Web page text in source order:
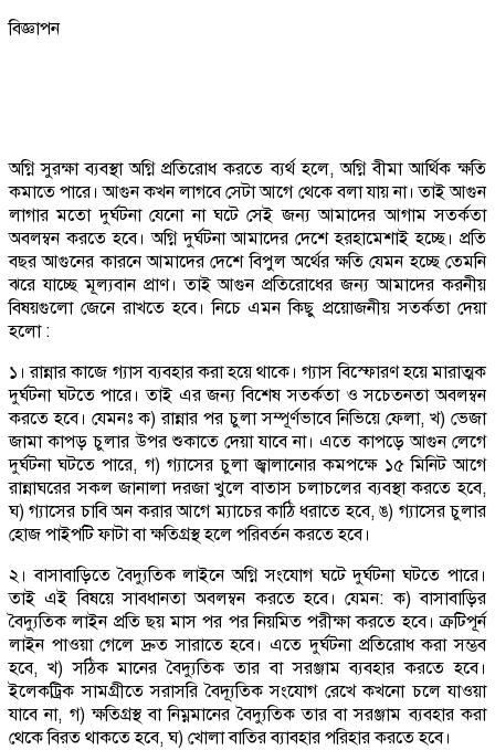
বিজ্ঞাপন
অগ্নি সুরক্ষা ব্যবস্থা অগ্নি প্রতিরোধ করতে ব্যর্থ হলে, অগ্নি বীমা আর্থিক ক্ষতি
কমাতে পারে। আগুন কখন লাগবে সেটা আগে থেকে বলা যায় না। তাই আগুন
লাগার মতো দুর্ঘটনা যেনো না ঘটে সেই জন্য আমাদের আগাম সতর্কতা
অবলম্বন করতে হবে। অগ্নি দুর্ঘটনা আমাদের দেশে হরহামেশাই হচ্ছে। প্রতি
বছর আগুনের কারনে আমাদের দেশে বিপুল অর্থের ক্ষতি যেমন হচ্ছে তেমনি
ঝরে যাচ্ছে মূল্যবান প্রাণ। তাই আগুন প্রতিরোধের জন্য আমাদের করনীয়
বিষয়গুলো জেনে রাখতে হবে। নিচে এমন কিছু প্রয়োজনীয় সতর্কতা দেয়া
হলো :
১। রান্নার কাজে গ্যাস ব্যবহার করা হয়ে থাকে। গ্যাস বিস্ফোরণ হয়ে মারাত্মক
দুর্ঘটনা ঘটতে পারে। তাই এর জন্য বিশেষ সতর্কতা ও সচেতনতা অবলম্বন
করতে হবে। যেমনঃ ক) রান্নার পর চুলা সম্পূর্ণভাবে নিভিয়ে ফেলা, খ) ভেজা
জামা কাপড় চুলার উপর শুকাতে দেয়া যাবে না। এতে কাপড়ে আগুন লেগে
দুর্ঘটনা ঘটতে পারে, গ) গ্যাসের চুলা জ্বালানোর কমপক্ষে ১৫ মিনিট আগে
রান্নাঘরের সকল জানালা দরজা খুলে বাতাস চলাচলের ব্যবস্থা করতে হবে,
ঘ) গ্যাসের চাবি অন করার আগে ম্যাচের কাঠি ধরাতে হবে, ঙ) গ্যাসের চুলার
হোজ পাইপটি ফাটা বা ক্ষতিগ্রস্থ হলে পরিবর্তন করতে হবে।
২। বাসাবাড়িতে বৈদ্যুতিক লাইনে অগ্নি সংযোগ ঘটে দুর্ঘটনা ঘটতে পারে।
তাই এই বিষয়ে সাবধানতা অবলম্বন করতে হবে। যেমন: ক) বাসাবাড়ির
বৈদ্যুতিক লাইন প্রতি ছয় মাস পর পর নিয়মিত পরীক্ষা করতে হবে। ক্রটিপূর্ন
লাইন পাওয়া গেলে দ্রুত সারাতে হবে। এতে দুর্ঘটনা প্রতিরোধ করা সম্ভব
হবে, খ) সঠিক মানের বৈদ্যুতিক তার বা সরঞ্জাম ব্যবহার করতে হবে।
ইলেকট্রিক সামগ্রীতে সরাসরি বৈদ্যূতিক সংযোগ রেখে কখনো চলে যাওয়া
যাবে না, গ) ক্ষতিগ্রস্থ বা নিম্নমানের বৈদ্যুতিক তার বা সরঞ্জাম ব্যবহার করা
থেকে বিরত থাকতে হবে, ঘ) খোলা বাতির ব্যাবহার পরিহার করতে হবে।